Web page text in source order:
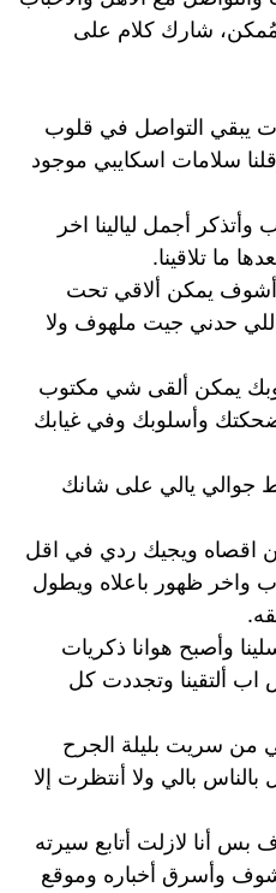
شارك كلام على
يبقي التواصل في قلوب
سلامات اسكايبي موجود
أجمل ليالينا اخر
ما تلاقينا.
يمكن ألاقي تحت
حدني جيت ملهوف ولا
يمكن ألقى شي مكتوب
وأسلوبك وفي غيابك
يالي على شانك
اقصاه ويجيك ردي في اقل
واخر ظهور باعلاه ويطول
وأصبح هوانا ذكريات
اب ألتقينا وتجددت كل
من سريت بليلة الجرح
بالناس بالي ولا أنتظرت إلا
بس أنا لازلت أتابع سيرته
وأسرق أخباره وموقع